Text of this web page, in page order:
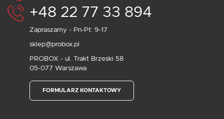
+48 22 77 33 894
Zapraszamy - Pn-Pt: 9-17
sklep@probox.pl
PROBOX - ul. Trakt Brzeski 58
05-077 Warszawa
FORMULARZ KONTAKTOWY